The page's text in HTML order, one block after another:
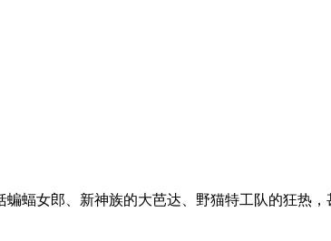
蝠女郎、新神族的大芭达、野猫特工队的狂热，